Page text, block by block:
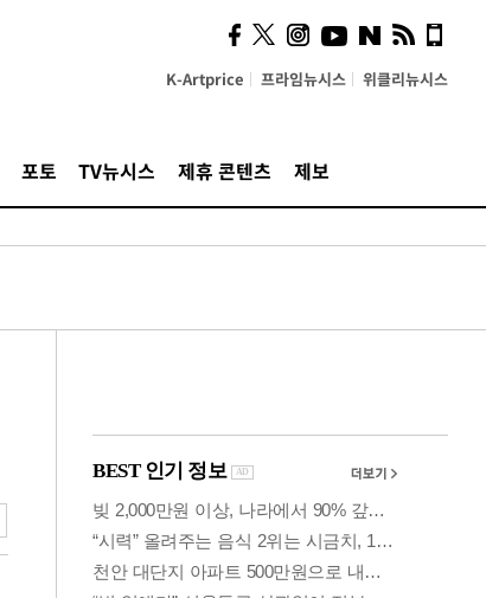
K-Artprice 프라임뉴시스 위클리뉴시스
포토 TV뉴시스 제휴 콘텐츠 제보
의견, 국토부·LH에 충실히
전달할 것"